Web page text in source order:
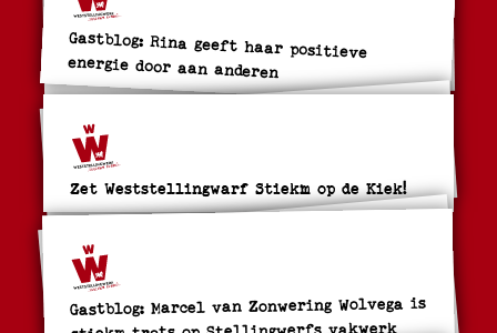
Gastblog: Rina geeft haar positieve
energie door aan anderen
Zet Weststellingwarf Stiekm op de Kiek!
Gastblog: Marcel van Zonwering Wolvega is